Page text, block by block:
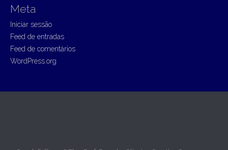
Meta
Iniciar sessão
Feed de entradas
Feed de comentários
WordPress.org